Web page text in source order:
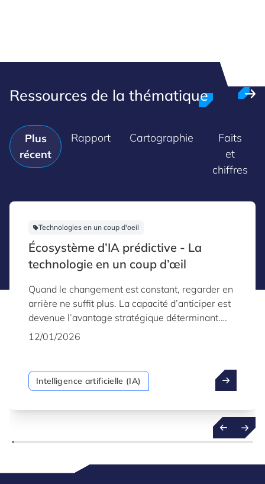
Ressources de la thématique
Plus
récent
Rapport Cartographie
Faits
et
chiffres
Technologies en un coup d'oeil
Écosystème d’IA prédictive - La
technologie en un coup d’œil
Quand le changement est constant, regarder en
arrière ne suffit plus. La capacité d’anticiper est
devenue l’avantage stratégique déterminant.
C’est la puissance de l’IA prédictive – une
une posture proactive, en utilisant les vastes
quantités de données qu’elles génèrent, non
12/01/2026
Intelligence artificielle (IA)